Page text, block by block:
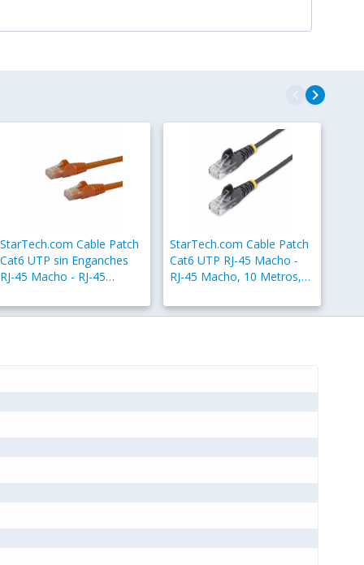
navigate_beforenavigate_next
StarTech.com Cable Patch
Cat6 UTP sin Enganches
RJ-45 Macho - RJ-45
StarTech.com Cable Patch
Cat6 UTP RJ-45 Macho -
RJ-45 Macho, 10 Metros,